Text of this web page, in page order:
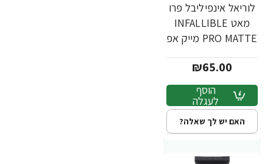
לוריאל אינפיליבל פרו
מאט INFALLIBLE
PRO MATTE מייק אפ
מבית L'Oréal
₪65.00
הוסף
לעגלה
האם יש לך שאלה?